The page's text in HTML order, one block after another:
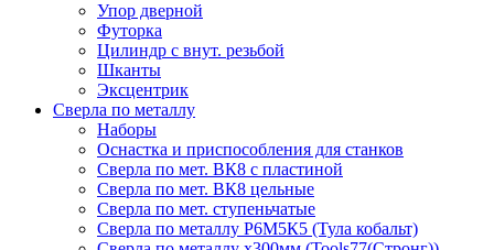
Упор дверной
Футорка
Цилиндр с внут. резьбой
Шканты
Эксцентрик
Сверла по металлу
Наборы
Оснастка и приспособления для станков
Сверла по мет. ВК8 с пластиной
Сверла по мет. ВК8 цельные
Сверла по мет. ступеньчатые
Сверла по металлу Р6М5К5 (Тула кобальт)